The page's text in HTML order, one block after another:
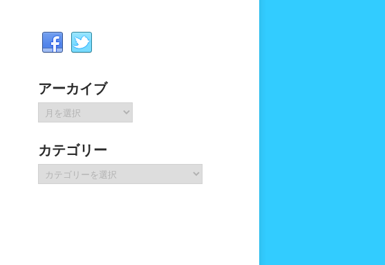
アーカイブ
ア
ー
イ
ブ
カテゴリー
テ